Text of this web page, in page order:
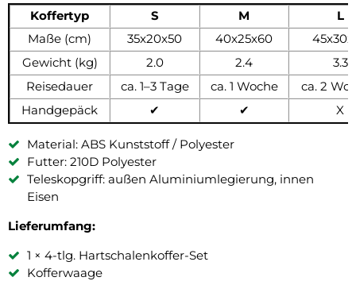
Koffertyp S M
L
Maße (cm)
35x20x50 40x25x60
Gewicht (kg)
2.0 2.4
3.3
Reisedauer
ca. 1–3 Tage ca. 1 Woche
ca. 2
Handgepäck
✔ ✔ X
Material: ABS Kunststoff / Polyester
Futter: 210D Polyester
Teleskopgriff: außen Aluminiumlegierung, innen
Eisen
Lieferumfang:
1 × 4-tlg. Hartschalenkoffer-Set
Kofferwaage